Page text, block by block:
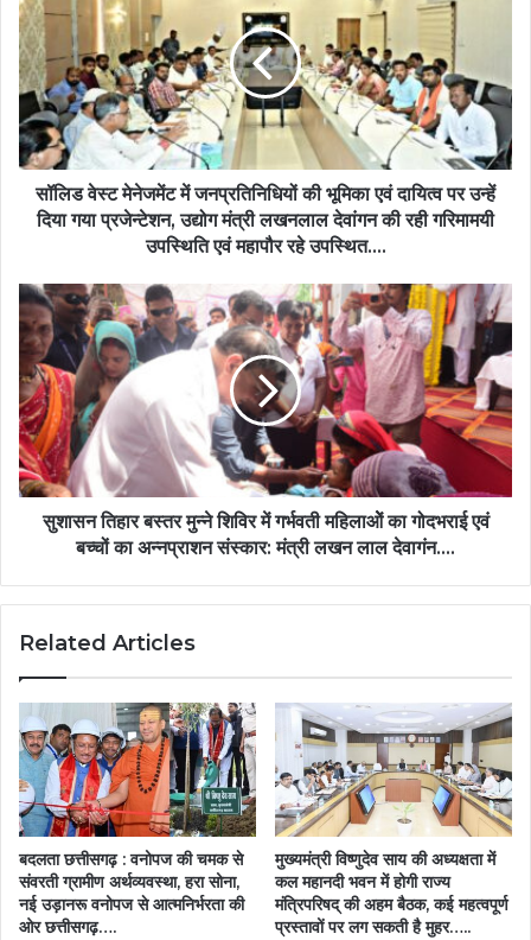
मेनेजमेंट
में
जनप्रतिनिधियों
की
भूमिका
एवं
दायित्व
उन्हें
प्रजेन्टेशन,
उद्योग
मंत्री
लखनलाल
देवांगन
की
रही
गरिमामयी
उपस्थिति
महापौर
उपस्थित….
सॉलिड वेस्ट मेनेजमेंट में जनप्रतिनिधियों की भूमिका एवं दायित्व पर उन्हें
दिया गया प्रजेन्टेशन, उद्योग मंत्री लखनलाल देवांगन की रही गरिमामयी
उपस्थिति एवं महापौर रहे उपस्थित….
सुशासन
तिहार
बस्तर
मुन्ने
शिविर
में
गर्भवती
महिलाओें
का
गोदभराई
संस्कार:
लाल
देवागंन….
सुशासन तिहार बस्तर मुन्ने शिविर में गर्भवती महिलाओें का गोदभराई एवं
बच्चों का अन्नप्राशन संस्कार: मंत्री लखन लाल देवागंन….
Related Articles
बदलता छत्तीसगढ़ : वनोपज की चमक से
संवरती ग्रामीण अर्थव्यवस्था, हरा सोना,
नई उड़ानरू वनोपज से आत्मनिर्भरता की
ओर छत्तीसगढ़….
मुख्यमंत्री विष्णुदेव साय की अध्यक्षता में
कल महानदी भवन में होगी राज्य
मंत्रिपरिषद् की अहम बैठक, कई महत्वपूर्ण
प्रस्तावों पर लग सकती है मुहर…..